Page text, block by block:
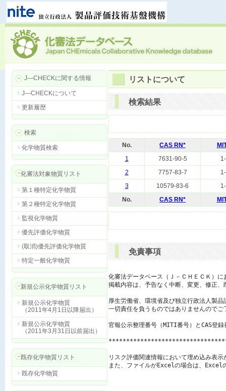
J―CHECKに関する情報
J―CHECKについて
更新履歴
検索
化学物質検索
化審法対象物質リスト
第１種特定化学物質
第２種特定化学物質
監視化学物質
優先評価化学物質
(取消)優先評価化学物質
特定一般化学物質
新規公示化学物質リスト
新規公示化学物質
（2011年4月1日以降届出）
新規公示化学物質
（2011年3月31日以前届出）
既存化学物質リスト
既存化学物質
リストについて
検索結果
No. CAS RN*
1
7631-90-5
2
7757-83-7
3
10579-83-6
No.
CAS RN*
免責事項
化審法データベース（Ｊ－ＣＨＥＣＫ）
掲載内容は、予告なく中断、変更、修正
厚生労働省、環境省及び独立行政法人製
一切責任を負うものではありませんのでご
官報公示整理番号（MITI番号）とCAS登
リスク評価関連情報において埋め込み表
また、ファイルがExcelの場合は、Excel